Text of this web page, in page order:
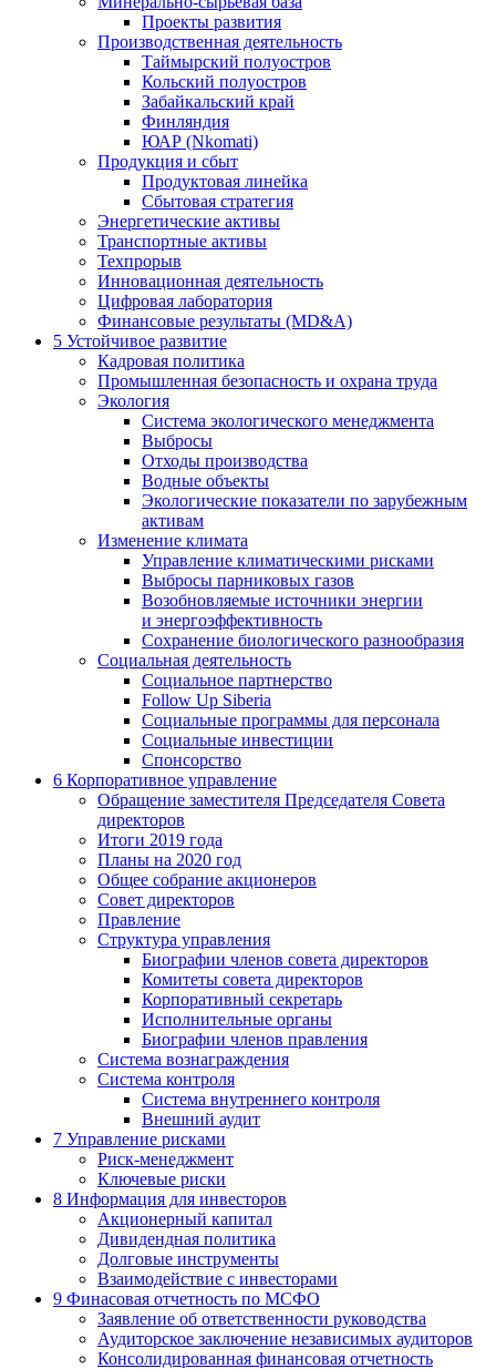
Проекты развития
Производственная деятельность
Таймырский полуостров
Кольский полуостров
Забайкальский край
Финляндия
ЮАР (Nkomati)
Продукция и сбыт
Продуктовая линейка
Сбытовая стратегия
Энергетические активы
Транспортные активы
Техпрорыв
Инновационная деятельность
Цифровая лаборатория
Финансовые результаты (MD&A)
5 Устойчивое развитие
Кадровая политика
Промышленная безопасность и охрана труда
Экология
Система экологического менеджмента
Выбросы
Отходы производства
Водные объекты
Экологические показатели по зарубежным
активам
Изменение климата
Управление климатическими рисками
Выбросы парниковых газов
Возобновляемые источники энергии
и энергоэффективность
Сохранение биологического разнообразия
Социальная деятельность
Социальное партнерство
Follow Up Siberia
Социальные программы для персонала
Социальные инвестиции
Спонсорство
6 Корпоративное управление
Обращение заместителя Председателя Совета
директоров
Итоги 2019 года
Планы на 2020 год
Общее собрание акционеров
Совет директоров
Правление
Структура управления
Биографии членов совета директоров
Комитеты совета директоров
Корпоративный секретарь
Исполнительные органы
Биографии членов правления
Система вознаграждения
Система контроля
Система внутреннего контроля
Внешний аудит
7 Управление рисками
Риск-менеджмент
Ключевые риски
8 Информация для инвесторов
Акционерный капитал
Дивидендная политика
Долговые инструменты
Взаимодействие с инвеcторами
9 Финасовая отчетность по МСФО
Заявление об ответственности руководства
Аудиторское заключение независимых аудиторов
Консолидированная финансовая отчетность